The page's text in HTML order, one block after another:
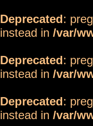
Deprecated:
instead in /var/
Deprecated:
instead in /var/
Deprecated:
instead in /var/